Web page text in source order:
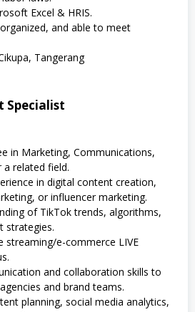
Excel & HRIS.
and able to meet
Tangerang
Specialist
in Marketing, Communications,
related field.
in digital content creation,
or influencer marketing.
of TikTok trends, algorithms,
strategies.
streaming/e-commerce LIVE
and collaboration skills to
and brand teams.
planning, social media analytics,